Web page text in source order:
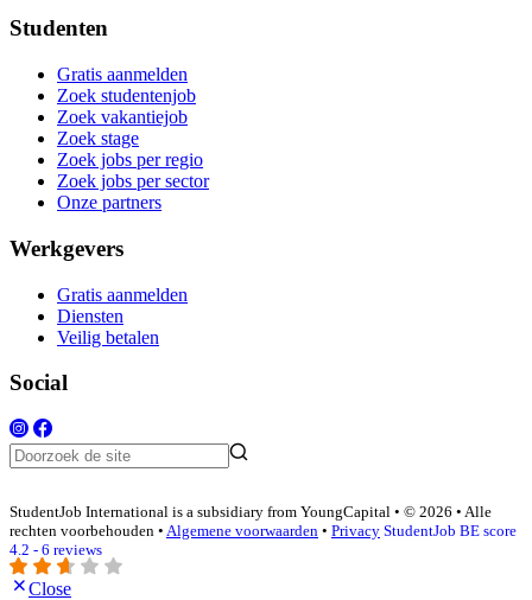
Studenten
Gratis aanmelden
Zoek studentenjob
Zoek vakantiejob
Zoek stage
Zoek jobs per regio
Zoek jobs per sector
Onze partners
Werkgevers
Gratis aanmelden
Diensten
Veilig betalen
Social
StudentJob International is a subsidiary from YoungCapital • © 2026 • Alle
rechten voorbehouden • Algemene voorwaarden • Privacy StudentJob BE score
4.2 - 6 reviews
Close